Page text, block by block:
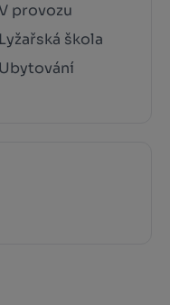
provozu
Lyžařská škola
Ubytování